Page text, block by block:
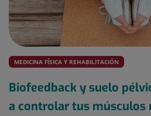
Biofeedback y suelo
a controlar tus músculos
MEDICINA FÍSICA Y REHABILITACIÓN